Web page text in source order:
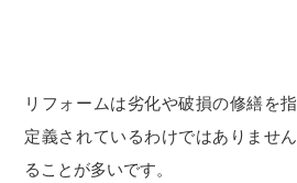
リフォームは劣化や破損の修繕を
定義されているわけではありませ
ることが多いです。